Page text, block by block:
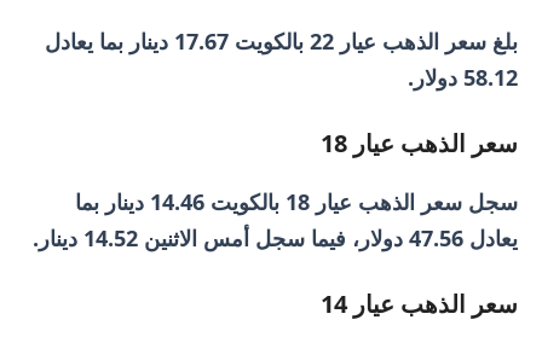
بلغ سعر الذهب عيار 22 بالكويت 17.67 دينار بما يعادل
58.12 دولار.
سعر الذهب عيار 18
سجل سعر الذهب عيار 18 بالكويت 14.46 دينار بما
يعادل 47.56 دولار، فيما سجل أمس الاثنين 14.52 دينار.
سعر الذهب عيار 14